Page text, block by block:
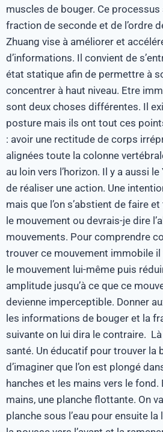
muscles de bouger. Ce
fraction de seconde et de l’ordre
Zhuang vise à améliorer et
d’informations. Il convient de
état statique afin de permettre à
concentrer à haut niveau. Etre
sont deux choses différentes. Il
posture mais ils ont tout ces
: avoir une rectitude de corps
alignées toute la colonne
au loin vers l’horizon. Il y a aussi le
de réaliser une action. Une
mais que l’on s’abstient de faire
le mouvement ou devrais-je dire
mouvements. Pour comprendre
trouver ce mouvement immobile il
le mouvement lui-même puis
amplitude jusqu’à ce que ce
devienne imperceptible. Donner
les informations de bouger et la
suivante on lui dira le contraire.
santé. Un éducatif pour trouver la
d’imaginer que l’on est plongé
hanches et les mains vers le fond.
mains, une planche flottante. On
planche sous l’eau pour ensuite